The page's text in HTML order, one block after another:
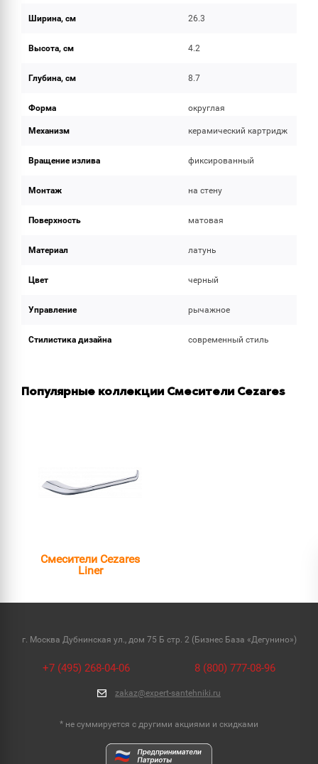
Ширина, см 26.3
Высота, см 4.2
Глубина, см 8.7
Форма округлая
Механизм керамический картридж
Вращение излива фиксированный
Монтаж на стену
Поверхность матовая
Материал латунь
Цвет черный
Управление рычажное
Стилистика дизайна современный стиль
Популярные коллекции Смесители Cezares
Смесители Cezares
Liner
г. Москва Дубнинская ул., дом 75 Б стр. 2 (Бизнес База «Дегунино»)
+7 (495) 268-04-06 8 (800) 777-08-96
zakaz@expert-santehniki.ru
* не суммируется с другими акциями и скидками